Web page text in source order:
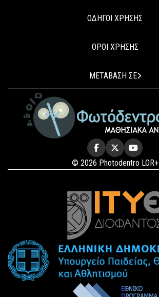
ΟΔΗΓΟΙ ΧΡΗΣΗΣ
ΟΡΟΙ ΧΡΗΣΗΣ
ΜΕΤΑΒΑΣΗ ΣΕ
© 2026 Photodentro LOR+